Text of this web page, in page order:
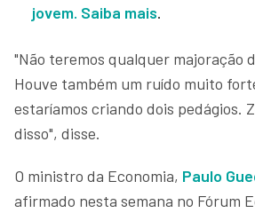
jovem. Saiba mais.
"Não teremos qualquer majoração
Houve também um ruído muito
estaríamos criando dois pedágios.
disso", disse.
O ministro da Economia, Paulo
afirmado nesta semana no Fórum